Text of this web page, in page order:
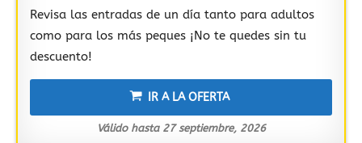
Revisa las entradas de un día tanto para adultos
como para los más peques ¡No te quedes sin tu
descuento!
IR A LA OFERTA
Válido hasta 27 septiembre, 2026